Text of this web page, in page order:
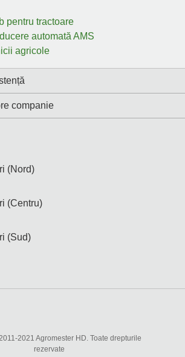
pentru tractoare
automată AMS
agricole
companie
(Nord)
(Centru)
(Sud)
2021 Agromester HD. Toate drepturile
rezervate